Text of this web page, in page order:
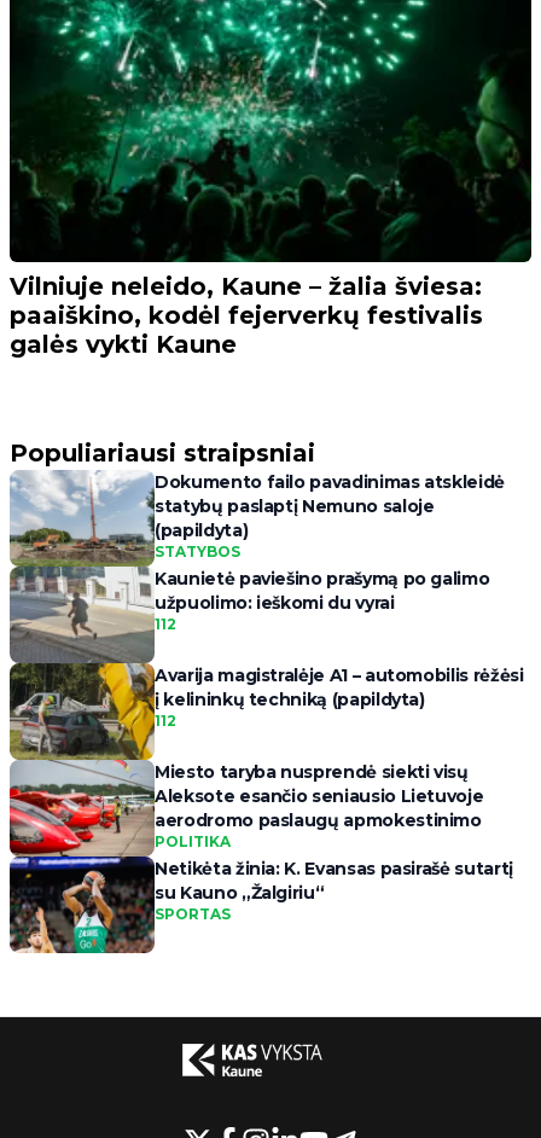
Vilniuje neleido, Kaune – žalia šviesa:
paaiškino, kodėl fejerverkų festivalis
galės vykti Kaune
Populiariausi straipsniai
Dokumento failo pavadinimas atskleidė
statybų paslaptį Nemuno saloje
(papildyta)
STATYBOS
Kaunietė paviešino prašymą po galimo
užpuolimo: ieškomi du vyrai
112
Avarija magistralėje A1 – automobilis rėžėsi
į kelininkų techniką (papildyta)
112
Miesto taryba nusprendė siekti visų
Aleksote esančio seniausio Lietuvoje
aerodromo paslaugų apmokestinimo
POLITIKA
Netikėta žinia: K. Evansas pasirašė sutartį
su Kauno „Žalgiriu“
SPORTAS